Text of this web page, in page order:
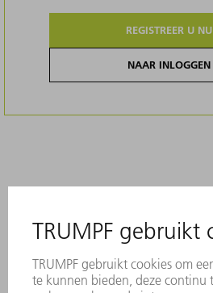
REGISTREER U NU
NAAR INLOGGEN